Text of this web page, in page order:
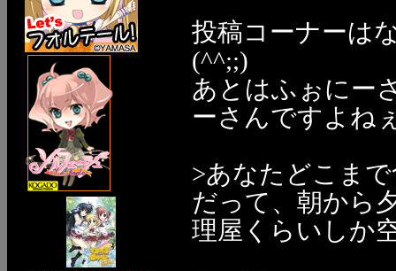
投稿コーナーは
(^^;;)
あとはふぉにー
ーさんですよね
>あなたどこま
だって、朝から
理屋くらいしか